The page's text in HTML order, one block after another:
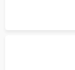
прицельной